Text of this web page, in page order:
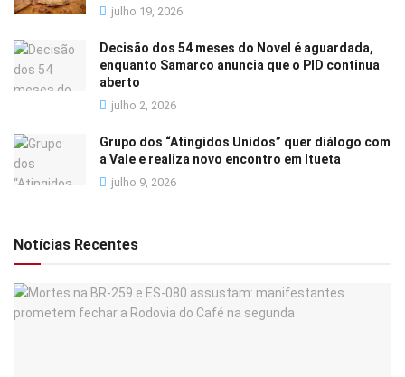
julho 19, 2026
Decisão dos 54 meses do Novel é aguardada,
enquanto Samarco anuncia que o PID continua
aberto
julho 2, 2026
Grupo dos “Atingidos Unidos” quer diálogo com
a Vale e realiza novo encontro em Itueta
julho 9, 2026
Notícias Recentes